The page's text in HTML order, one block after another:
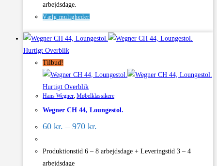
arbejdsdage.
Vælg mulighederDette
har
Mulighederne
vælges
på
varesiden
Hurtigt Overblik
Tilbud!
Hurtigt Overblik
Hans Wegner Møbelklassikere
Wegner CH 44, Loungestol.
60 kr. – 970 kr.
970 kr.
Produktionstid 6 – 8 arbejdsdage + Leveringstid 3 – 4
arbejdsdage